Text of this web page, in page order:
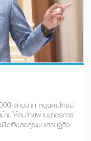
ล้านบาท หนุนคนไทยมี
นให้คนไทยผ่านมาตรการ
เงินลงสู่ระบบเศรษฐกิจ